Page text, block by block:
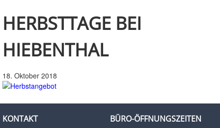
HERBSTTAGE BEI
HIEBENTHAL
18. Oktober 2018
KONTAKT BÜRO-ÖFFNUNGSZEITEN